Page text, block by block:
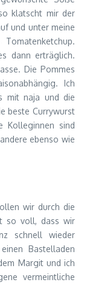
klatscht mir der
und unter meine
dann erträglich.
Die Pommes
Ich
mit naja und die
beste Currywurst
Kolleginnen sind
ebenso wie
wir durch die
so voll, dass wir
schnell wieder
Bastelladen
Margit und ich
vermeintliche